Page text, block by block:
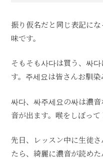
振り仮名だと同じ表記に
味です。
そもそも사다は買う、싸
す。주세요は皆さんお馴染
싸다、싸주세요の싸は濃
音が出ます。喉をしぼって
先日、レッスン中に生徒
たら、綺麗に濃音が読め